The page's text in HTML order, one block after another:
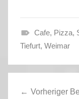
S
m
Cafe, Pizza,
Tiefurt, Weimar
Vorheriger